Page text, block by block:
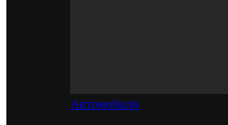
Автомобили